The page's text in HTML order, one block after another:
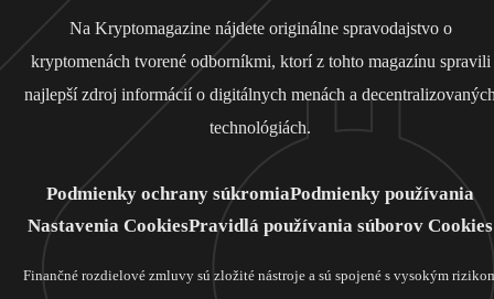
Na Kryptomagazine nájdete originálne spravodajstvo o
kryptomenách tvorené odborníkmi, ktorí z tohto magazínu spravili
najlepší zdroj informácií o digitálnych menách a
technológiách.
Podmienky ochrany súkromiaPodmienky používania
Nastavenia CookiesPravidlá používania súborov Cookies
Finančné rozdielové zmluvy sú zložité nástroje a sú spojené s vysokým